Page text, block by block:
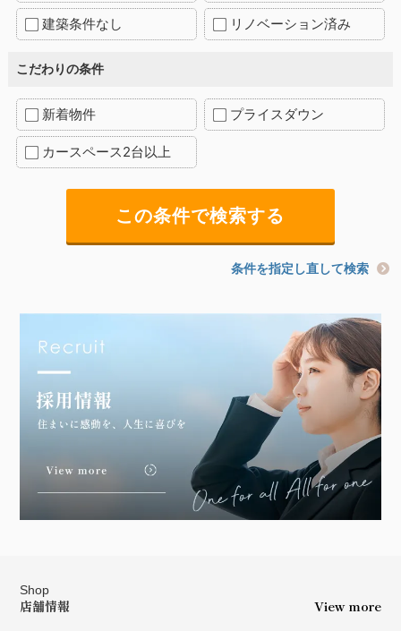
建築条件なし リノベーション済み
こだわりの条件
新着物件 プライスダウン
カースペース2台以上
条件を指定し直して検索
Shop
店舗情報 View more